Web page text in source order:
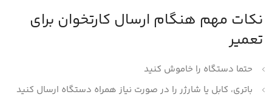
نکات مهم هنگام ارسال کارتخوان برای
تعمیر
حتما دستگاه را خاموش کنید
باتری، کابل یا شارژر را در صورت نیاز همراه دستگاه ارسال کنید